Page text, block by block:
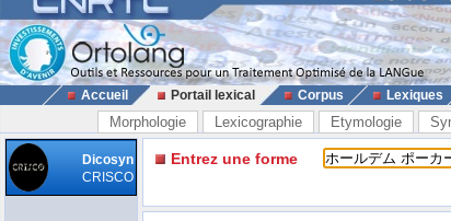
Accueil Portail lexical Corpus Lexiques
Morphologie Lexicographie Etymologie
Dicosyn
CRISCO
Entrez une forme